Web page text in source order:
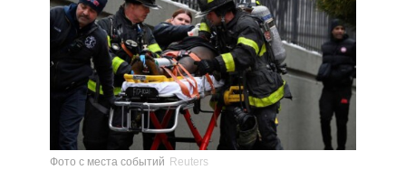
Фото с места событий Reuters